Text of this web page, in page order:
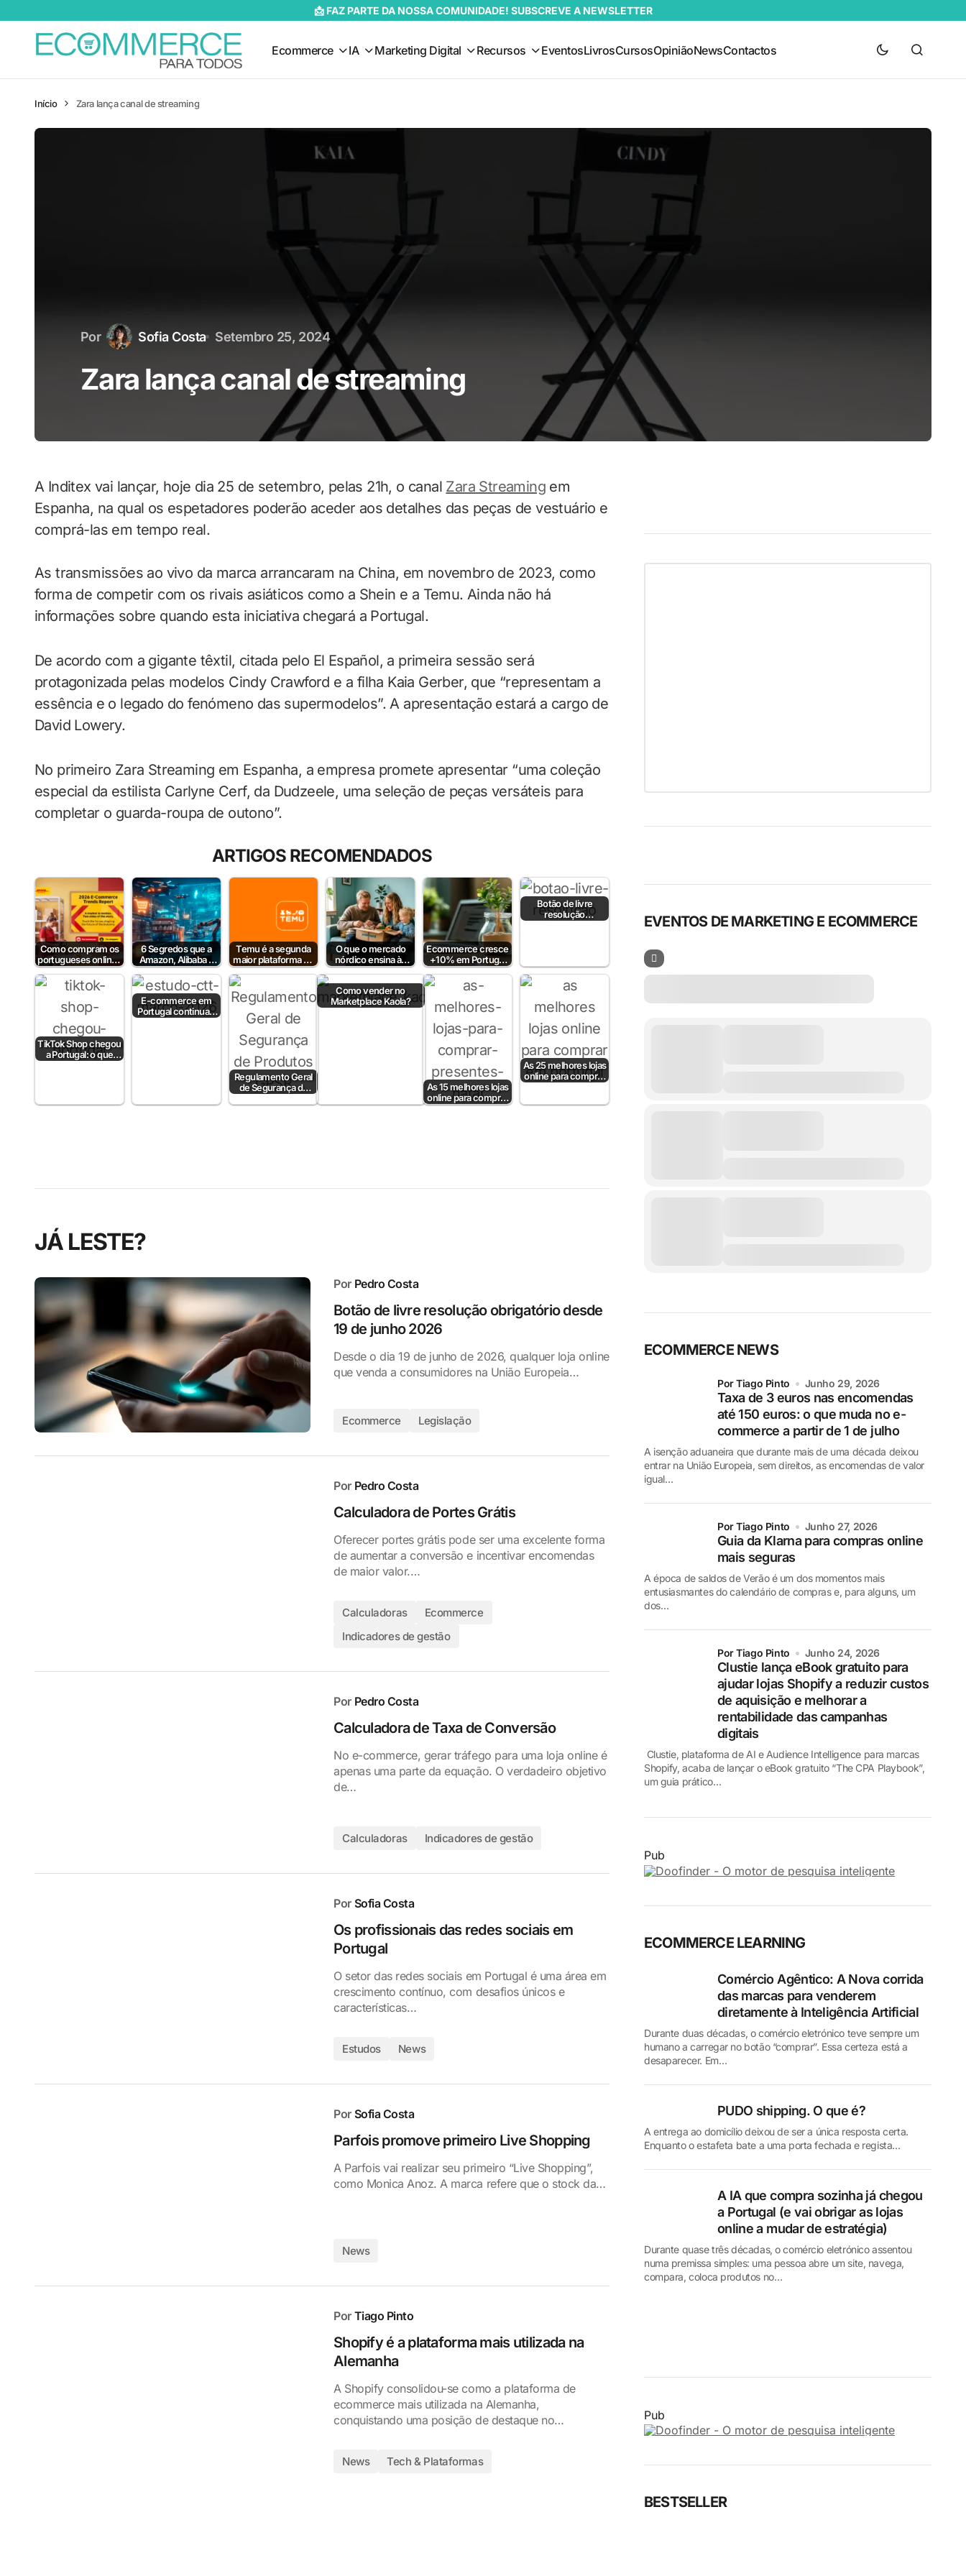
📩 FAZ PARTE DA NOSSA COMUNIDADE! SUBSCREVE A NEWSLETTER
Ecommerce IA Marketing Digital Recursos EventosLivrosCursosOpiniãoNewsContactos
Início Zara lança canal de streaming
Por Sofia Costa Setembro 25, 2024
Zara lança canal de streaming
A Inditex vai lançar, hoje dia 25 de setembro, pelas 21h, o canal Zara Streaming em
Espanha, na qual os espetadores poderão aceder aos detalhes das peças de vestuário e
comprá-las em tempo real.
As transmissões ao vivo da marca arrancaram na China, em novembro de 2023, como
forma de competir com os rivais asiáticos como a Shein e a Temu. Ainda não há
informações sobre quando esta iniciativa chegará a Portugal.
De acordo com a gigante têxtil, citada pelo El Español, a primeira sessão será
protagonizada pelas modelos Cindy Crawford e a filha Kaia Gerber, que “representam a
essência e o legado do fenómeno das supermodelos”. A apresentação estará a cargo de
David Lowery.
No primeiro Zara Streaming em Espanha, a empresa promete apresentar “uma coleção
especial da estilista Carlyne Cerf, da Dudzeele, uma seleção de peças versáteis para
completar o guarda-roupa de outono”.
ARTIGOS RECOMENDADOS
Como compram os
portugueses online?
Estudo DHL 2026
6 Segredos que a
Amazon, Alibaba e
Temu escondem
Temu é a segunda
maior plataforma de
ecommerce do
O que o mercado
nórdico ensina às
lojas online
portuguesas?
Ecommerce cresce
+10% em Portugal
em 2024
Botão de livre
resolução
obrigatório desde 19
TikTok Shop chegou
a Portugal: o que
muda para as
E-commerce em
Portugal continua a
crescer em 2026
Regulamento Geral
de Segurança de
Produtos (GPSR)
Como vender no
Marketplace Kaola?
As 15 melhores lojas
online para comprar
prendas de Natal em
As 25 melhores lojas
online para comprar
em Portugal
JÁ LESTE?
Por Pedro Costa
Botão de livre resolução obrigatório desde
19 de junho 2026
Desde o dia 19 de junho de 2026, qualquer loja online
que venda a consumidores na União Europeia…
Ecommerce Legislação
Por Pedro Costa
Calculadora de Portes Grátis
Oferecer portes grátis pode ser uma excelente forma
de aumentar a conversão e incentivar encomendas
de maior valor.…
Calculadoras
Ecommerce
Indicadores de gestão
Por Pedro Costa
Calculadora de Taxa de Conversão
No e-commerce, gerar tráfego para uma loja online é
apenas uma parte da equação. O verdadeiro objetivo
de…
Calculadoras Indicadores de gestão
Por Sofia Costa
Os profissionais das redes sociais em
Portugal
O setor das redes sociais em Portugal é uma área em
crescimento contínuo, com desafios únicos e
características…
Estudos News
Por Sofia Costa
Parfois promove primeiro Live Shopping
A Parfois vai realizar seu primeiro “Live Shopping”,
como Monica Anoz. A marca refere que o stock da…
News
Por Tiago Pinto
Shopify é a plataforma mais utilizada na
Alemanha
A Shopify consolidou-se como a plataforma de
ecommerce mais utilizada na Alemanha,
conquistando uma posição de destaque no…
News Tech & Plataformas
EVENTOS DE MARKETING E ECOMMERCE
ECOMMERCE NEWS
Taxa de 3 euros nas encomendas
até 150 euros: o que muda no e-
commerce a partir de 1 de julho
por Tiago Pinto Junho 29, 2026
A isenção aduaneira que durante mais de uma década deixou
entrar na União Europeia, sem direitos, as encomendas de valor
igual…
Guia da Klarna para compras online
mais seguras
por Tiago Pinto Junho 27, 2026
A época de saldos de Verão é um dos momentos mais
entusiasmantes do calendário de compras e, para alguns, um
dos…
Clustie lança eBook gratuito para
ajudar lojas Shopify a reduzir custos
de aquisição e melhorar a
rentabilidade das campanhas
digitais
por Tiago Pinto Junho 24, 2026
Clustie, plataforma de AI e Audience Intelligence para marcas
Shopify, acaba de lançar o eBook gratuito “The CPA Playbook”,
um guia prático…
Pub
ECOMMERCE LEARNING
Comércio Agêntico: A Nova corrida
das marcas para venderem
diretamente à Inteligência Artificial
Durante duas décadas, o comércio eletrónico teve sempre um
humano a carregar no botão “comprar”. Essa certeza está a
desaparecer. Em…
PUDO shipping. O que é?
A entrega ao domicílio deixou de ser a única resposta certa.
Enquanto o estafeta bate a uma porta fechada e regista…
A IA que compra sozinha já chegou
a Portugal (e vai obrigar as lojas
online a mudar de estratégia)
Durante quase três décadas, o comércio eletrónico assentou
numa premissa simples: uma pessoa abre um site, navega,
compara, coloca produtos no…
Pub
BESTSELLER